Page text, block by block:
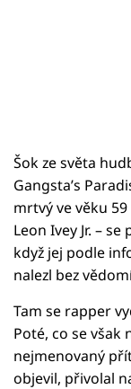
Šok ze světa
Gangsta’s
mrtvý ve věku
Leon Ivey Jr. –
když jej podle
nalezl bez
Tam se rapper
Poté, co se však
nejmenovaný
objevil, přivolal